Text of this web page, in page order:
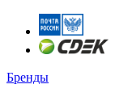
Бренды